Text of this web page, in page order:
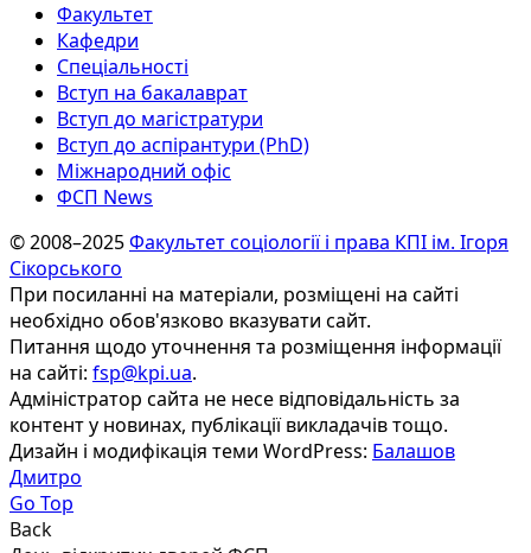
Факультет
Кафедри
Спеціальності
Вступ на бакалаврат
Вступ до магістратури
Вступ до аспірантури (PhD)
Міжнародний офіс
ФСП News
© 2008–2025Факультет соціології і права КПІ ім. Ігоря
Сікорського
При посиланні на матеріали, розміщені на сайті
необхідно обов'язково вказувати сайт.
Питання щодо уточнення та розміщення інформації
на сайті: fsp@kpi.ua.
Адміністратор сайта не несе відповідальність за
контент у новинах, публікації викладачів тощо.
Дизайн і модифікація теми WordPress: Балашов
Дмитро
Go Top
Back